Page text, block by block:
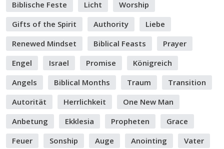
Biblische Feste
Licht
Worship
Gifts of the Spirit
Authority
Liebe
Renewed Mindset
Biblical Feasts
Prayer
Engel
Israel Promise
Königreich
Angels
Biblical Months Traum
Transition
Autorität
Herrlichkeit
One New Man
Anbetung
Ekklesia Propheten
Grace
Feuer
Sonship Auge Anointing
Vater